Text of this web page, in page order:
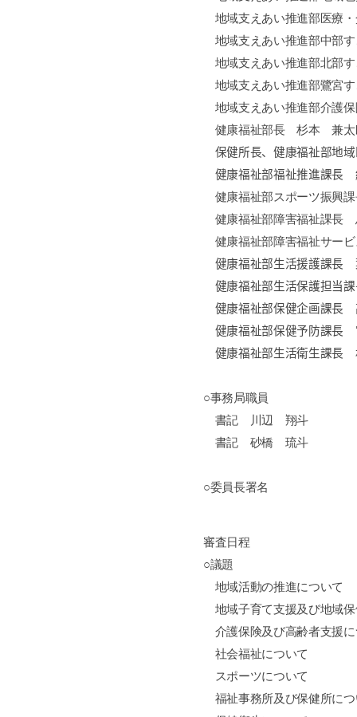
地域支えあい推進部医療
地域支えあい推進部中部
地域支えあい推進部北部
地域支えあい推進部鷺宮
地域支えあい推進部介護
健康福祉部長 杉本 兼太
保健所長、健康福祉部地
健康福祉部福祉推進課
健康福祉部スポーツ振
健康福祉部障害福祉課
健康福祉部障害福祉サー
健康福祉部生活援護課
健康福祉部生活保護担当
健康福祉部保健企画課
健康福祉部保健予防課
健康福祉部生活衛生課
○事務局職員
書記 川辺 翔斗
書記 砂橋 琉斗
○委員長署名
審査日程
○議題
地域活動の推進について
地域子育て支援及び地域
介護保険及び高齢者支援に
社会福祉について
スポーツについて
福祉事務所及び保健所につ